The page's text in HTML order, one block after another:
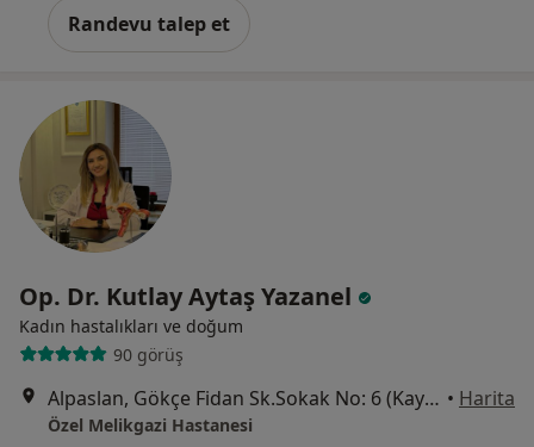
Randevu talep et
Op. Dr. Kutlay Aytaş Yazanel
Kadın hastalıkları ve doğum
90 görüş
Alpaslan, Gökçe Fidan Sk.Sokak No: 6 (Kayseripark AVM arkası), Melikgazi • Harita
Özel Melikgazi Hastanesi